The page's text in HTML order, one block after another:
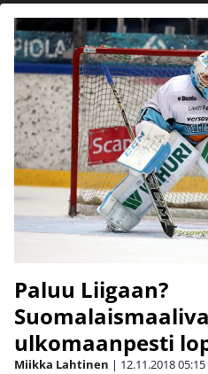
Paluu Liigaan?
ulkomaanpesti
Miikka Lahtinen | 12.11.201805:15